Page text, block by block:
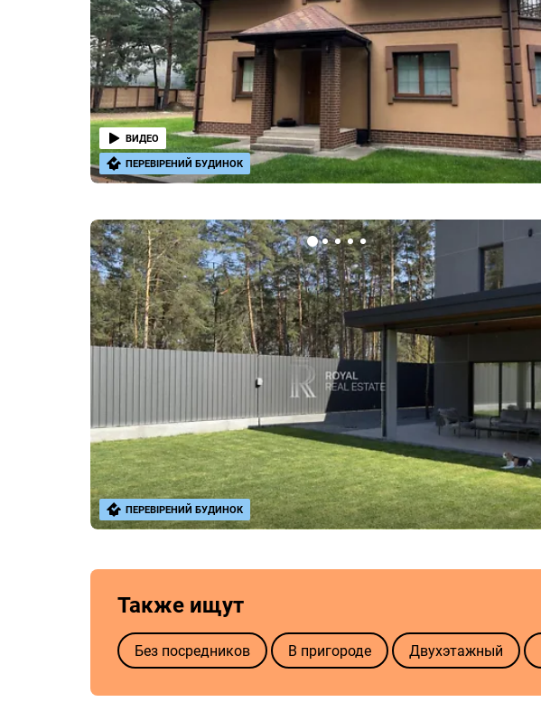
ВИДЕО
ПЕРЕВІРЕНИЙ БУДИНОК
ПЕРЕВІРЕНИЙ БУДИНОК
Также ищут
Без посредников В пригороде Двухэтажный